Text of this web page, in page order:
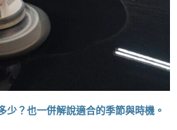
少？也一併解說適合的季節與時機。